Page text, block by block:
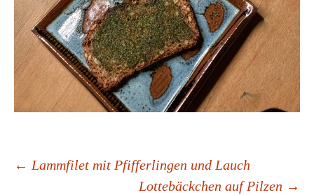
Beitragsnavigation
← Lammfilet mit Pfifferlingen und Lauch
Lottebäckchen auf Pilzen →